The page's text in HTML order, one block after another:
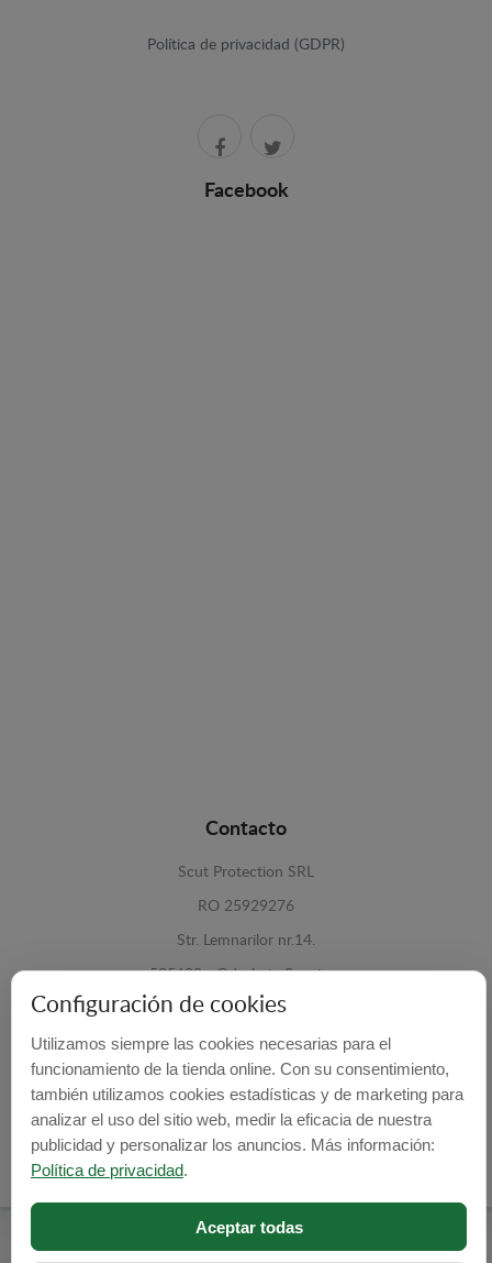
Política de privacidad (GDPR)
Facebook
Contacto
Scut Protection SRL
RO 25929276
Str. Lemnarilor nr.14.
535600 - Odorheiu Secuiesc
Harghita, Romania
E-mail: info@cubrecarter.com
Site: www.cubrecarter.com
Cubre Carter -© 2026
Configuración de cookies
Utilizamos siempre las cookies necesarias para el
funcionamiento de la tienda online. Con su consentimiento,
también utilizamos cookies estadísticas y de marketing para
analizar el uso del sitio web, medir la eficacia de nuestra
publicidad y personalizar los anuncios. Más información:
Política de privacidad.
Aceptar todas